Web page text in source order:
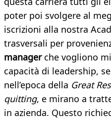
poter poi svolgere al
iscrizioni alla nostra
trasversali per
managerche vogliono
capacità di leadership,
nell’epoca della Great
quitting, e mirano a
in azienda. Questo